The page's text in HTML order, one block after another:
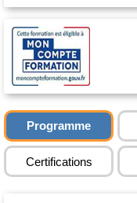
Programme
Certifications